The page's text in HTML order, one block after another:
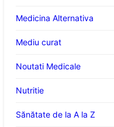
Medicina Alternativa
Mediu curat
Noutati Medicale
Nutritie
Sănătate de la A la Z